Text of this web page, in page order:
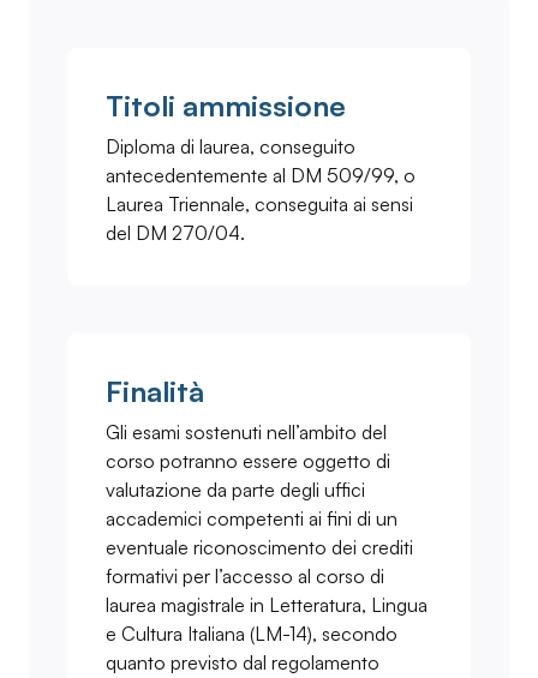
Titoli ammissione
Diploma di laurea, conseguito
antecedentemente al DM 509/99, o
Laurea Triennale, conseguita ai sensi
del DM 270/04.
Finalità
Gli esami sostenuti nell’ambito del
corso potranno essere oggetto di
valutazione da parte degli uffici
accademici competenti ai fini di un
eventuale riconoscimento dei crediti
formativi per l’accesso al corso di
laurea magistrale in Letteratura, Lingua
e Cultura Italiana (LM-14), secondo
quanto previsto dal regolamento